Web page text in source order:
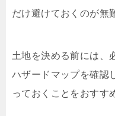
だけ避けておくのが無
土地を決める前には、
ハザードマップを確認
っておくことをおすす